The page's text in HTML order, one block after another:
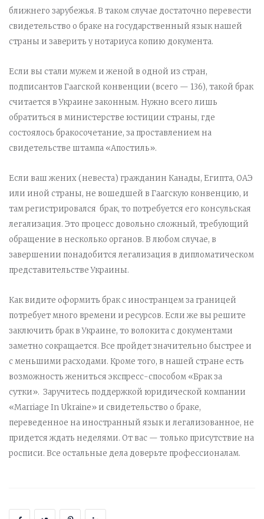
ближнего зарубежья. В таком случае достаточно перевести
свидетельство о браке на государственный язык нашей
страны и заверить у нотариуса копию документа.
Если вы стали мужем и женой в одной из стран,
подписантов Гаагской конвенции (всего — 136), такой брак
считается в Украине законным. Нужно всего лишь
обратиться в министерстве юстиции страны, где
состоялось бракосочетание, за проставлением на
свидетельстве штампа «Апостиль».
Если ваш жених (невеста) гражданин Канады, Египта, ОАЭ
или иной страны, не вошедшей в Гаагскую конвенцию, и
там регистрировался брак, то потребуется его консульская
легализация. Это процесс довольно сложный, требующий
обращение в несколько органов. В любом случае, в
завершении понадобится легализация в дипломатическом
представительстве Украины.
Как видите оформить брак с иностранцем за границей
потребует много времени и ресурсов. Если же вы решите
заключить брак в Украине, то волокита с документами
заметно сокращается. Все пройдет значительно быстрее и
с меньшими расходами. Кроме того, в нашей стране есть
возможность жениться экспресс-способом «Брак за
сутки». Заручитесь поддержкой юридической компании
«Marriage In Ukraine» и свидетельство о браке,
переведенное на иностранный язык и легализованное, не
придется ждать неделями. От вас — только присутствие на
росписи. Все остальные дела доверьте профессионалам.